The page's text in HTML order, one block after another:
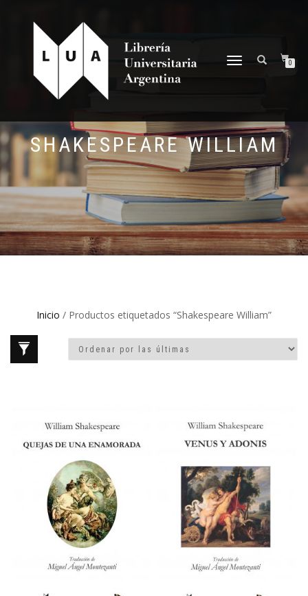
NAVEGACIÓN
0
SHAKESPEARE WILLIAM
Inicio / Productos etiquetados “Shakespeare William”